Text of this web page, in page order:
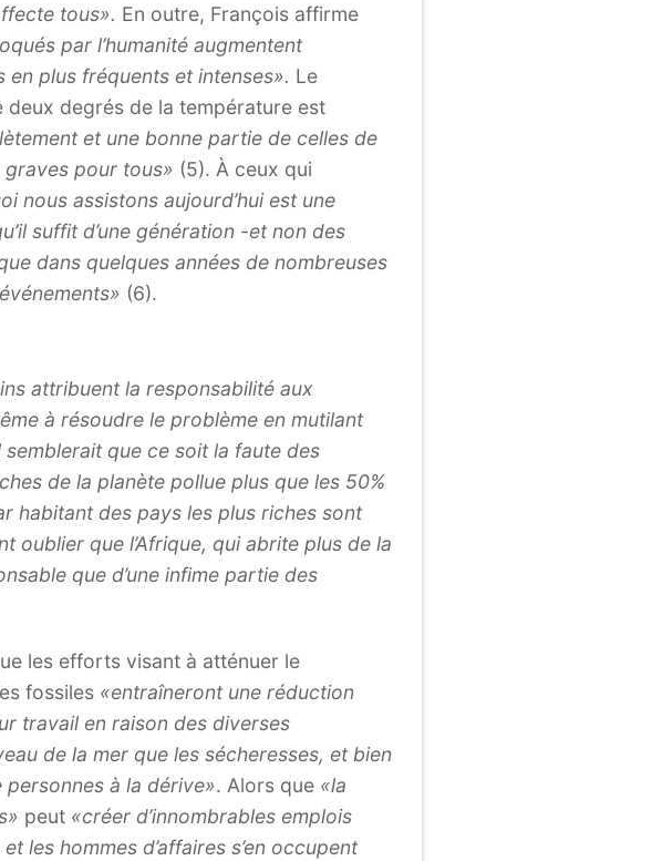
tous». En outre, François affirme
par l’humanité augmentent
en plus fréquents et intenses». Le
degrés de la température est
et une bonne partie de celles de
pour tous» (5). À ceux qui
nous assistons aujourd’hui est une
suffit d’une génération -et non des
dans quelques années de nombreuses
(6).
attribuent la responsabilité aux
à résoudre le problème en mutilant
que ce soit la faute des
de la planète pollue plus que les 50%
habitant des pays les plus riches sont
oublier que l’Afrique, qui abrite plus de la
que d’une infime partie des
les efforts visant à atténuer le
fossiles «entraîneront une réduction
travail en raison des diverses
de la mer que les sécheresses, et bien
à la dérive». Alors que «la
peut «créer d’innombrables emplois
les hommes d’affaires s’en occupent